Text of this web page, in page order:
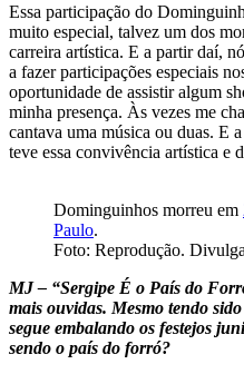
Essa participação do
muito especial, talvez um dos
carreira artística. E a partir daí,
a fazer participações especiais
oportunidade de assistir algum
minha presença. Às vezes me
cantava uma música ou duas. E
teve essa convivência artística e
Dominguinhos morreu em
Paulo.
Foto: Reprodução.
MJ – “Sergipe É o País do
mais ouvidas. Mesmo tendo
segue embalando os festejos
sendo o país do forró?